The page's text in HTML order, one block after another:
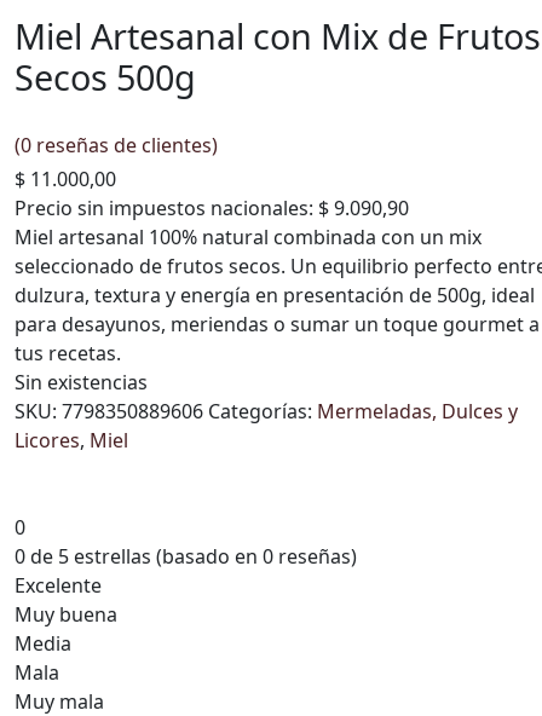
Miel Artesanal con Mix de Frutos
Secos 500g
(0 reseñas de clientes)
$ 11.000,00
Precio sin impuestos nacionales: $ 9.090,90
Miel artesanal 100% natural combinada con un mix
seleccionado de frutos secos. Un equilibrio perfecto
dulzura, textura y energía en presentación de 500g, ideal
para desayunos, meriendas o sumar un toque gourmet a
tus recetas.
Sin existencias
SKU: 7798350889606 Categorías: Mermeladas, Dulces y
Licores, Miel
0
0 de 5 estrellas (basado en 0 reseñas)
Excelente
Muy buena
Media
Mala
Muy mala